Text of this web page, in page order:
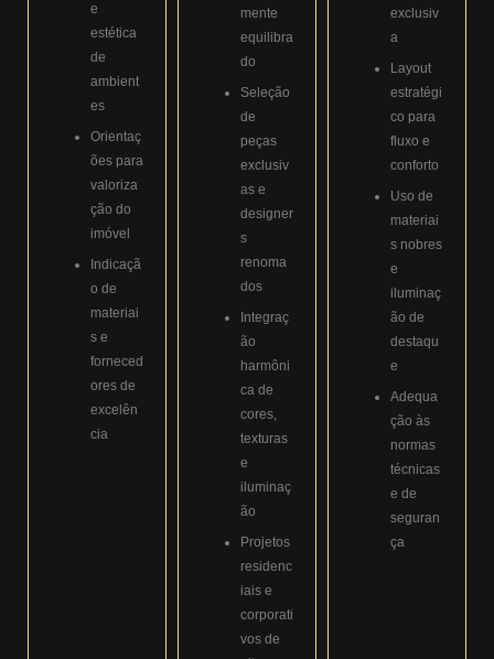
e
estética
de
ambient
es
Orientaç
ões para
valoriza
ção do
imóvel
Indicaçã
o de
materiai
s e
forneced
ores de
excelên
cia
mente
equilibra
do
Seleção
de
peças
exclusiv
as e
designer
s
renoma
dos
Integraç
ão
harmôni
ca de
cores,
texturas
e
iluminaç
ão
Projetos
residenc
iais e
corporati
vos de
exclusiv
a
Layout
estratégi
co para
fluxo e
conforto
Uso de
materiai
s nobres
e
iluminaç
ão de
destaqu
e
Adequa
ção às
normas
técnicas
e de
seguran
ça